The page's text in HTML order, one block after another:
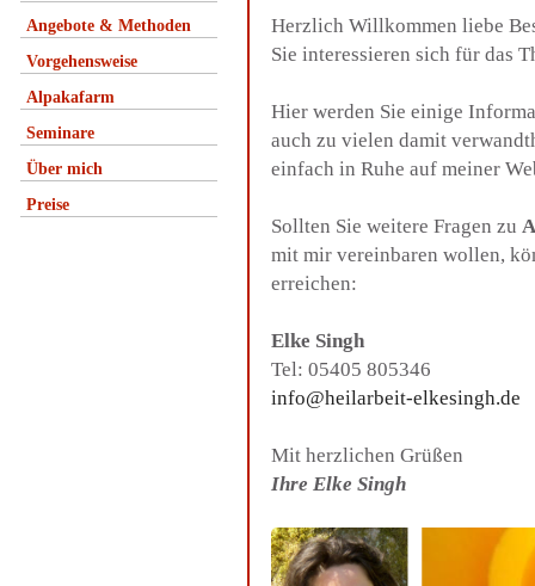
Angebote & Methoden
Vorgehensweise
Alpakafarm
Seminare
Über mich
Preise
Herzlich Willkommen liebe
Sie interessieren sich für das
Hier werden Sie einige
auch zu vielen damit
einfach in Ruhe auf meiner
Sollten Sie weitere Fragen zu
mit mir vereinbaren wollen,
erreichen:
Elke Singh
Tel: 05405 805346
info@heilarbeit-elkesingh.de
Mit herzlichen Grüßen
Ihre Elke Singh